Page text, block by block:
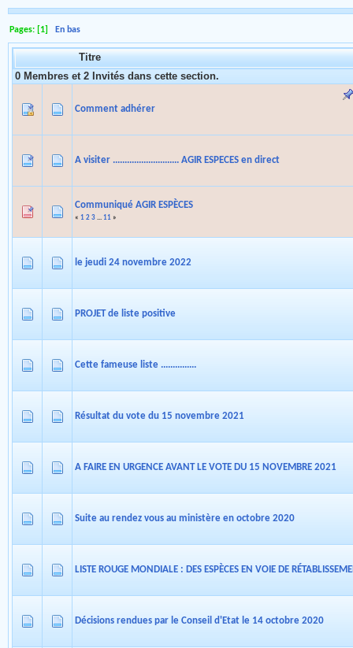
Pages: [1]En bas
Titre
0 Membres et 2 Invités dans cette section.
Comment adhérer
A visiter ............................ AGIR ESPECES en direct
Communiqué AGIR ESPÈCES
« 1 2 3 ... 11 »
le jeudi 24 novembre 2022
PROJET de liste positive
Cette fameuse liste ...............
Résultat du vote du 15 novembre 2021
A FAIRE EN URGENCE AVANT LE VOTE DU 15 NOVEMBRE 2021
Suite au rendez vous au ministère en octobre 2020
LISTE ROUGE MONDIALE : DES ESPÈCES EN VOIE DE
Décisions rendues par le Conseil d'Etat le 14 octobre 2020